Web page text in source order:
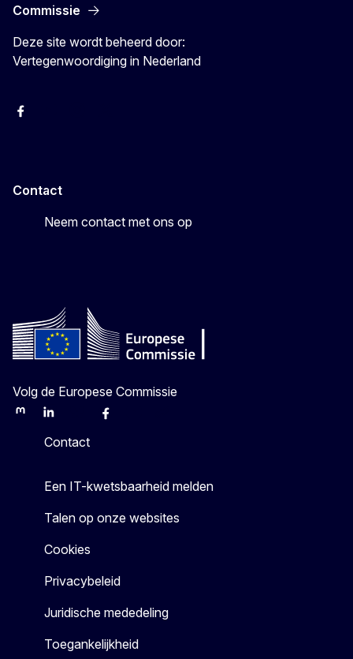
Commissie
Deze site wordt beheerd door:
Vertegenwoordiging in Nederland
Facebook
Contact
Neem contact met ons op
Volg de Europese Commissie
MastodonLinkedInBlueskyFacebook
Contact
Een IT-kwetsbaarheid melden
Talen op onze websites
Cookies
Privacybeleid
Juridische mededeling
Toegankelijkheid